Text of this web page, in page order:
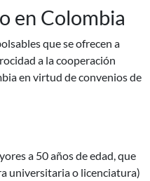
en Colombia
que se ofrecen a
a la cooperación
en virtud de convenios de
a 50 años de edad, que
universitaria o licenciatura)